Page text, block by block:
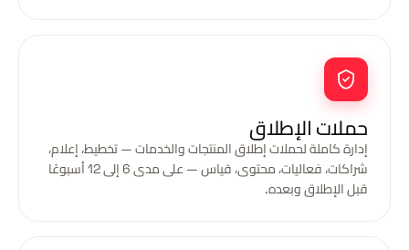
حملات الإطلاق
إدارة كاملة لحملات إطلاق المنتجات والخدمات — تخطيط، إعلام،
شراكات، فعاليات، محتوى، قياس — على مدى 6 إلى 12 أسبوعًا
قبل الإطلاق وبعده.